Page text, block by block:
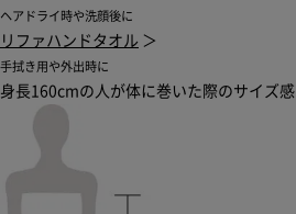
ヘアドライ時や洗顔後に
リファハンドタオル ＞
手拭き用や外出時に
身長160cmの人が体に巻いた際のサイズ感